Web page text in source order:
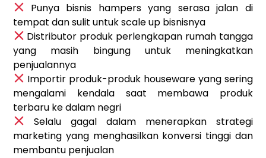
Punya bisnis hampers yang serasa jalan di
tempat dan sulit untuk scale up bisnisnya
Distributor produk perlengkapan rumah tangga
yang masih bingung untuk meningkatkan
penjualannya
Importir produk-produk houseware yang sering
mengalami kendala saat membawa produk
terbaru ke dalam negri
Selalu gagal dalam menerapkan strategi
marketing yang menghasilkan konversi tinggi dan
membantu penjualan